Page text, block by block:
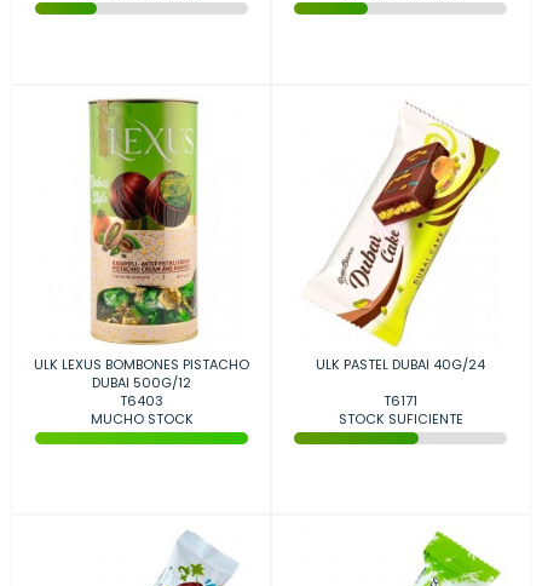
ULK LEXUS BOMBONES PISTACHO
DUBAI 500G/12
T6403
MUCHO STOCK
ULK PASTEL DUBAI 40G/24
T6171
STOCK SUFICIENTE